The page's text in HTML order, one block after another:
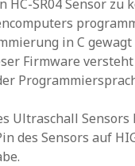
HC-SR04 Sensor
in C
Firmware
Ultraschall Sensors
des Sensors auf